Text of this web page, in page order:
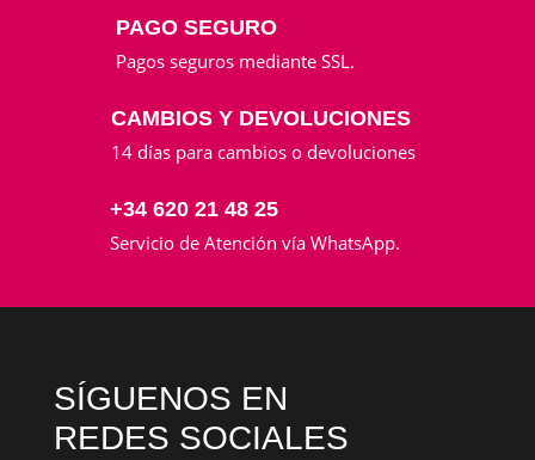
PAGO SEGURO
Pagos seguros mediante SSL.
CAMBIOS Y DEVOLUCIONES
14 días para cambios o devoluciones
+34 620 21 48 25
Servicio de Atención vía WhatsApp.
SÍGUENOS EN
REDES SOCIALES